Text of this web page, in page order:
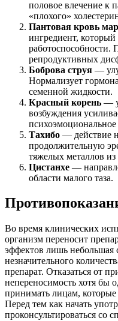
половое влечение к
«плохого»
Пантовая кровь
ингредиент,
работоспособности.
репродуктивных
Боброва струя —
Нормализует
семенной жидкости.
Красный корень —
возбуждения
психоэмоциональное
Тахибо — действие
продолжительную
тяжелых металлов из
Цистанхе —
области малого таза.
Во время клинических
организм переносит
эффектов лишь небольшая
незначительного
препарат. Отказаться от
непереносимость хотя бы
принимать лицам, которые
Перед тем как начать
проконсультироваться со